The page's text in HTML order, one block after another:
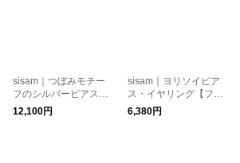
sisam｜つぼみモチー
フのシルバーピアス・
イヤリング【フォーマ
ル】【ギフトおすす
12,100円
sisam｜ヨリソイピア
ス・イヤリング【フォ
ーマル】【ギフトおす
すめ】
6,380円